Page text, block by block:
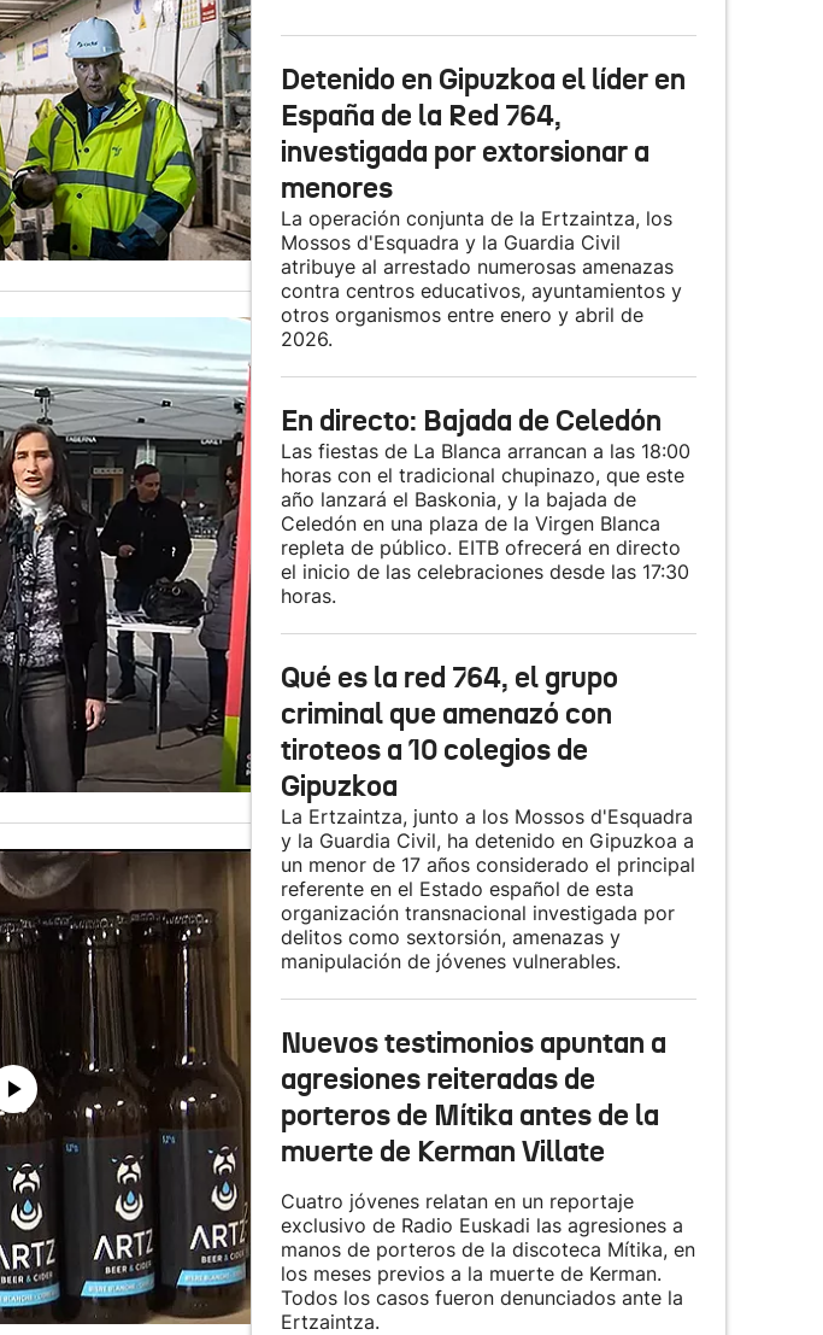
Detenido en Gipuzkoa el líder en
España de la Red 764,
investigada por extorsionar a
menores
La operación conjunta de la Ertzaintza, los
Mossos d'Esquadra y la Guardia Civil
atribuye al arrestado numerosas amenazas
contra centros educativos, ayuntamientos y
otros organismos entre enero y abril de
2026.
En directo: Bajada de Celedón
Las fiestas de La Blanca arrancan a las 18:00
horas con el tradicional chupinazo, que este
año lanzará el Baskonia, y la bajada de
Celedón en una plaza de la Virgen Blanca
repleta de público. EITB ofrecerá en directo
el inicio de las celebraciones desde las 17:30
horas.
Qué es la red 764, el grupo
criminal que amenazó con
tiroteos a 10 colegios de
Gipuzkoa
La Ertzaintza, junto a los Mossos d'Esquadra
y la Guardia Civil, ha detenido en Gipuzkoa a
un menor de 17 años considerado el principal
referente en el Estado español de esta
organización transnacional investigada por
delitos como sextorsión, amenazas y
manipulación de jóvenes vulnerables.
Nuevos testimonios apuntan a
agresiones reiteradas de
porteros de Mítika antes de la
muerte de Kerman Villate
Cuatro jóvenes relatan en un reportaje
exclusivo de Radio Euskadi las agresiones a
manos de porteros de la discoteca Mítika, en
los meses previos a la muerte de Kerman.
Todos los casos fueron denunciados ante la
Ertzaintza.